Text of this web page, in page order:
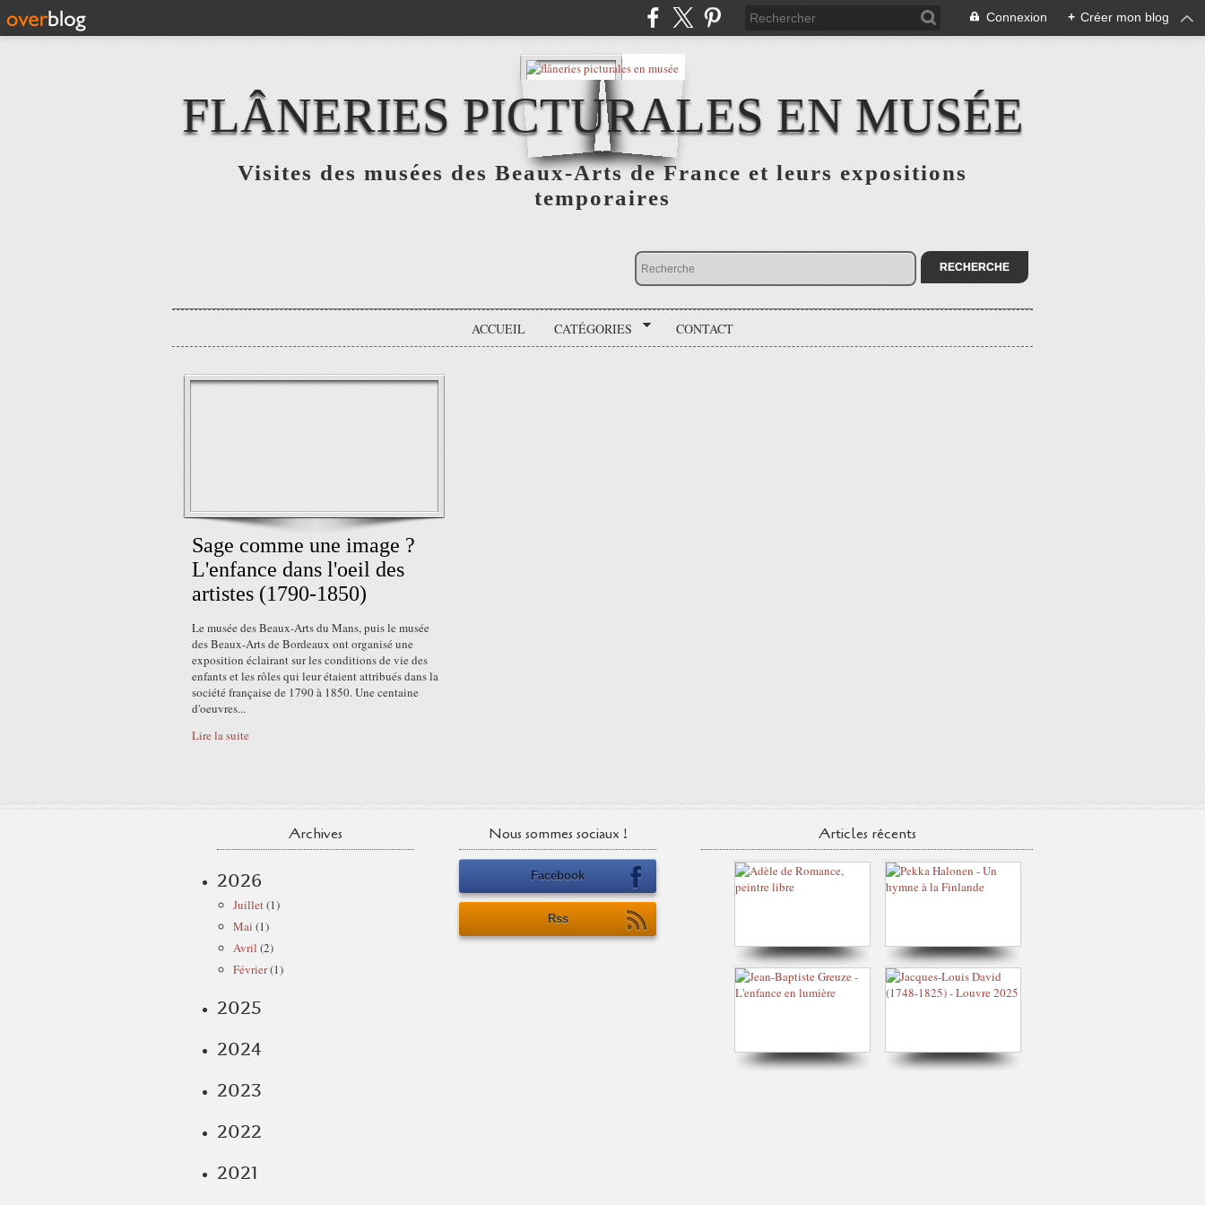
Connexion + Créer mon blog
FLÂNERIES PICTURALES EN MUSÉE
Visites des musées des Beaux-Arts de France et leurs expositions
temporaires
ACCUEIL CATÉGORIES CONTACT
Sage comme une image ?
L'enfance dans l'oeil des
artistes (1790-1850)
Le musée des Beaux-Arts du Mans, puis le musée
des Beaux-Arts de Bordeaux ont organisé une
exposition éclairant sur les conditions de vie des
enfants et les rôles qui leur étaient attribués dans la
société française de 1790 à 1850. Une centaine
d'oeuvres...
Lire la suite
Archives
2026
Juillet(1)
Mai (1)
Avril (2)
Février(1)
2025
2024
2023
2022
2021
Nous sommes sociaux !
Facebook
Rss
Articles récents